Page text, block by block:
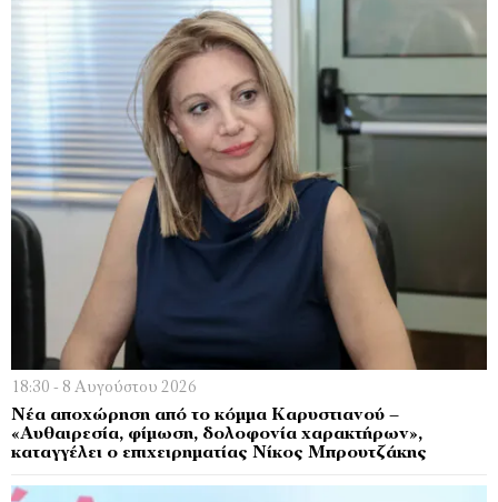
18:30 - 8 Αυγούστου 2026
Νέα αποχώρηση από το κόμμα Καρυστιανού –
«Αυθαιρεσία, φίμωση, δολοφονία χαρακτήρων»,
καταγγέλει ο επιχειρηματίας Νίκος Μπρουτζάκης